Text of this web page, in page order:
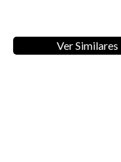
Ver Similares